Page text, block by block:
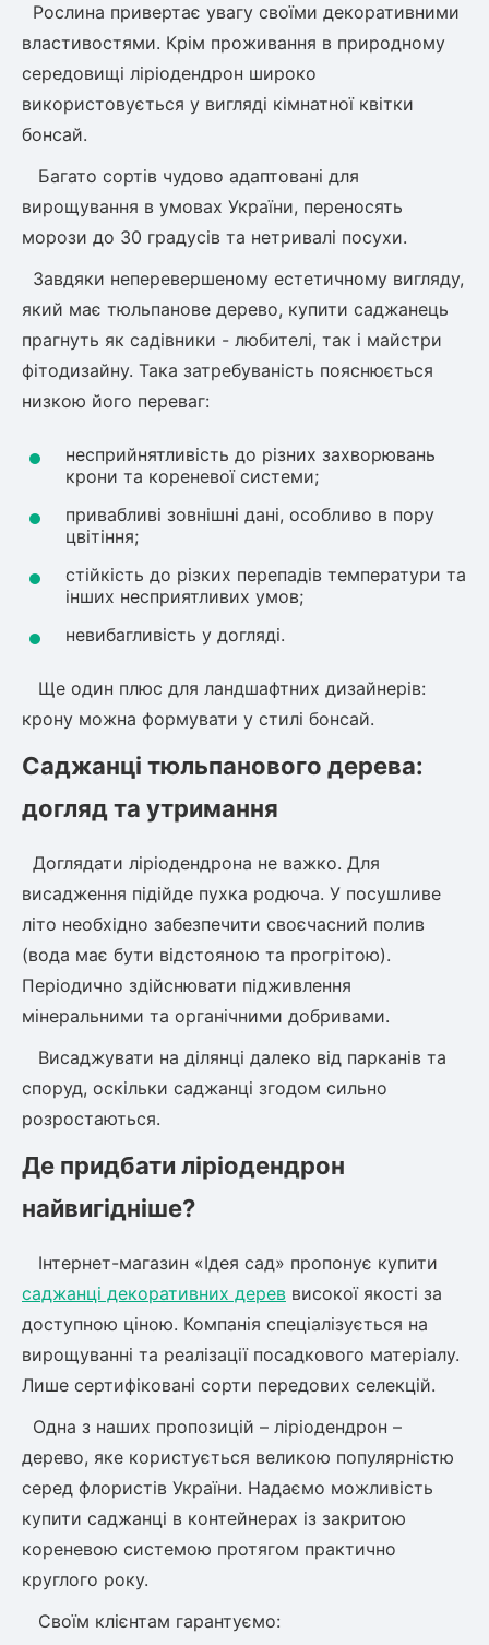
Рослина привертає увагу своїми декоративними
властивостями. Крім проживання в природному
середовищі ліріодендрон широко
використовується у вигляді кімнатної квітки
бонсай.
Багато сортів чудово адаптовані для
вирощування в умовах України, переносять
морози до 30 градусів та нетривалі посухи.
Завдяки неперевершеному естетичному вигляду,
який має тюльпанове дерево, купити саджанець
прагнуть як садівники - любителі, так і майстри
фітодизайну. Така затребуваність пояснюється
низкою його переваг:
несприйнятливість до різних захворювань
крони та кореневої системи;
привабливі зовнішні дані, особливо в пору
цвітіння;
стійкість до різких перепадів температури та
інших несприятливих умов;
невибагливість у догляді.
Ще один плюс для ландшафтних дизайнерів:
крону можна формувати у стилі бонсай.
Саджанці тюльпанового дерева:
догляд та утримання
Доглядати ліріодендрона не важко. Для
висадження підійде пухка родюча. У посушливе
літо необхідно забезпечити своєчасний полив
(вода має бути відстояною та прогрітою).
Періодично здійснювати підживлення
мінеральними та органічними добривами.
Висаджувати на ділянці далеко від парканів та
споруд, оскільки саджанці згодом сильно
розростаються.
Де придбати ліріодендрон
найвигідніше?
Інтернет-магазин «Ідея сад» пропонує купити
саджанці декоративних дерев високої якості за
доступною ціною. Компанія спеціалізується на
вирощуванні та реалізації посадкового матеріалу.
Лише сертифіковані сорти передових селекцій.
Одна з наших пропозицій – ліріодендрон –
дерево, яке користується великою популярністю
серед флористів України. Надаємо можливість
купити саджанці в контейнерах із закритою
кореневою системою протягом практично
круглого року.
Своїм клієнтам гарантуємо: